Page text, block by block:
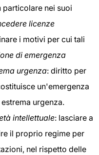
nei suoi
licenze
i motivi per cui tali
di emergenza
urgenza: diritto per
un'emergenza
urgenza.
intellettuale: lasciare a
il proprio regime per
nel rispetto delle